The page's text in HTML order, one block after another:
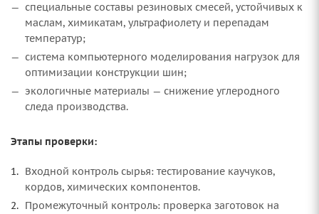
специальные составы резиновых смесей, устойчивых к
маслам, химикатам, ультрафиолету и перепадам
температур;
система компьютерного моделирования нагрузок для
оптимизации конструкции шин;
экологичные материалы — снижение углеродного
следа производства.
Этапы проверки:
Входной контроль сырья: тестирование каучуков,
кордов, химических компонентов.
Промежуточный контроль: проверка заготовок на